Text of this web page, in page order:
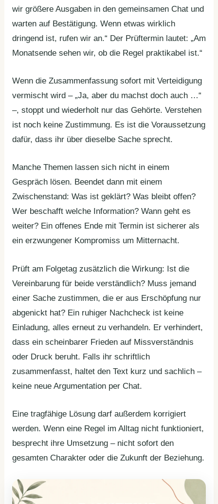
wir größere Ausgaben in den gemeinsamen Chat und
warten auf Bestätigung. Wenn etwas wirklich
dringend ist, rufen wir an.“ Der Prüftermin lautet: „Am
Monatsende sehen wir, ob die Regel praktikabel ist.“
Wenn die Zusammenfassung sofort mit Verteidigung
vermischt wird – „Ja, aber du machst doch auch …“
–, stoppt und wiederholt nur das Gehörte. Verstehen
ist noch keine Zustimmung. Es ist die Voraussetzung
dafür, dass ihr über dieselbe Sache sprecht.
Manche Themen lassen sich nicht in einem
Gespräch lösen. Beendet dann mit einem
Zwischenstand: Was ist geklärt? Was bleibt offen?
Wer beschafft welche Information? Wann geht es
weiter? Ein offenes Ende mit Termin ist sicherer als
ein erzwungener Kompromiss um Mitternacht.
Prüft am Folgetag zusätzlich die Wirkung: Ist die
Vereinbarung für beide verständlich? Muss jemand
einer Sache zustimmen, die er aus Erschöpfung nur
abgenickt hat? Ein ruhiger Nachcheck ist keine
Einladung, alles erneut zu verhandeln. Er verhindert,
dass ein scheinbarer Frieden auf Missverständnis
oder Druck beruht. Falls ihr schriftlich
zusammenfasst, haltet den Text kurz und sachlich –
keine neue Argumentation per Chat.
Eine tragfähige Lösung darf außerdem korrigiert
werden. Wenn eine Regel im Alltag nicht funktioniert,
besprecht ihre Umsetzung – nicht sofort den
gesamten Charakter oder die Zukunft der Beziehung.